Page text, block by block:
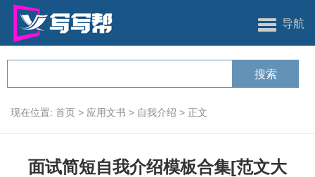
导航
现在位置: 首页 > 应用文书 > 自我介绍 > 正文
面试简短自我介绍模板合集[范文大